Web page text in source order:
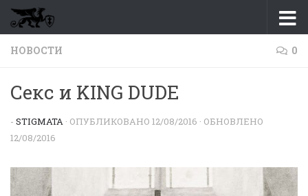
Перейти к содержимому
НОВОСТИ 0
Секс и KING DUDE
- STIGMATA · ОПУБЛИКОВАНО 12/08/2016 · ОБНОВЛЕНО
12/08/2016